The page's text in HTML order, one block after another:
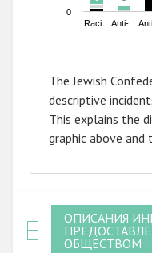
Raci… Anti-…
0
The Jewish
descriptive
This explains the
graphic above and
ОПИСАНИЯ
ОБЩЕСТВОМ